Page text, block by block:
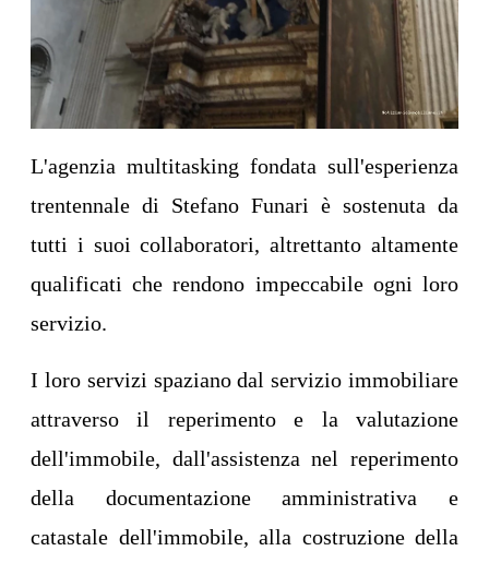
L'agenzia multitasking fondata sull'esperienza
trentennale di Stefano Funari è sostenuta da
tutti i suoi collaboratori, altrettanto altamente
qualificati che rendono impeccabile ogni loro
servizio.
I loro servizi spaziano dal servizio immobiliare
attraverso il reperimento e la valutazione
dell'immobile, dall'assistenza nel reperimento
della documentazione amministrativa e
catastale dell'immobile, alla costruzione della